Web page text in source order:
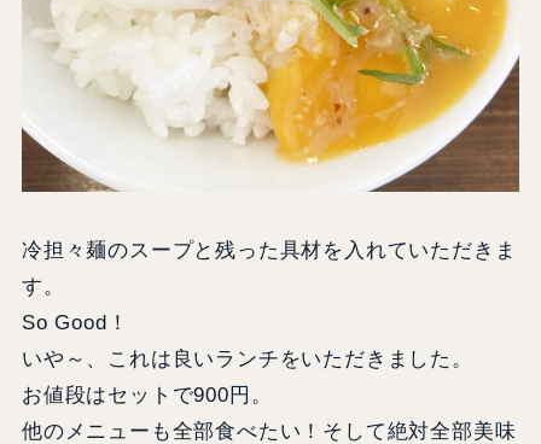
冷担々麺のスープと残った具材を入れていただきま
す。
So Good！
いや～、これは良いランチをいただきました。
お値段はセットで900円。
他のメニューも全部食べたい！そして絶対全部美味